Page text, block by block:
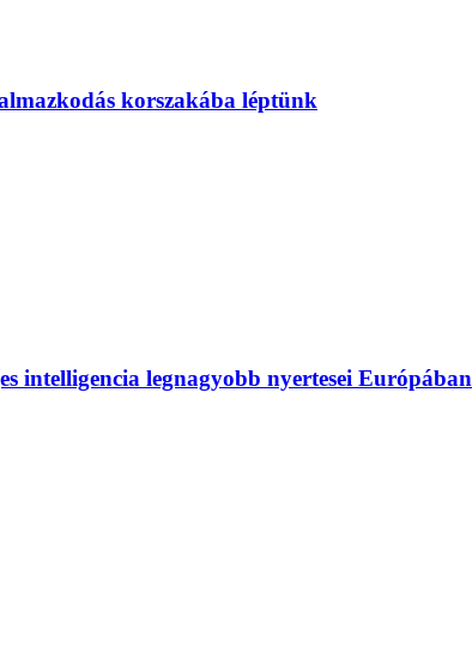
korszakába léptünk
intelligencia legnagyobb nyertesei Európában